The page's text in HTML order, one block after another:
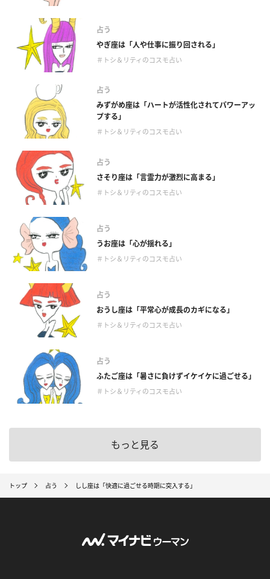
占う
やぎ座は「人や仕事に振り回される」
＃トシ＆リティのコスモ占い
占う
みずがめ座は「ハートが活性化されてパワーアッ
プする」
＃トシ＆リティのコスモ占い
占う
さそり座は「言霊力が激烈に高まる」
＃トシ＆リティのコスモ占い
占う
うお座は「心が揺れる」
＃トシ＆リティのコスモ占い
占う
おうし座は「平常心が成長のカギになる」
＃トシ＆リティのコスモ占い
占う
ふたご座は「暑さに負けずイケイケに過ごせる」
＃トシ＆リティのコスモ占い
もっと見る
トップ 占う しし座は「快適に過ごせる時期に突入する」